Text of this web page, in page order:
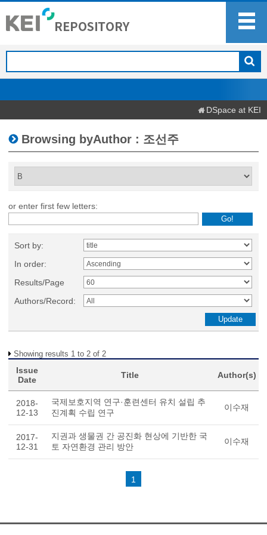
DSpace at KEI
Browsing byAuthor : 조선주
or enter first few letters:
Sort by:
In order:
Results/Page
Authors/Record:
Showing results 1 to 2 of 2
Issue
Date
Title Author(s)
2018-
12-13
국제보호지역 연구·훈련센터 유치 설립 추
진계획 수립 연구
이수재
2017-
12-31
지권과 생물권 간 공진화 현상에 기반한 국
토 자연환경 관리 방안
이수재
1